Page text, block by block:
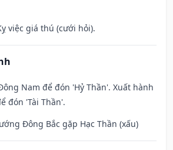
việc giá thú (cưới hỏi).
Nam để đón 'Hỷ Thần'. Xuất hành
đón 'Tài Thần'.
Đông Bắc gặp Hạc Thần (xấu)